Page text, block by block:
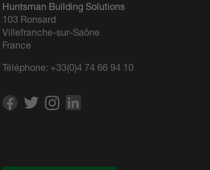
Huntsman Building Solutions
103 Ronsard
Villefranche-sur-Saône
France
Téléphone: +33(0)4 74 66 94 10